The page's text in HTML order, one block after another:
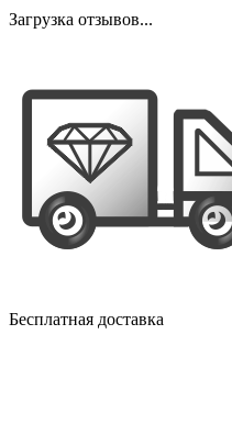
Загрузка отзывов...
Бесплатная доставка